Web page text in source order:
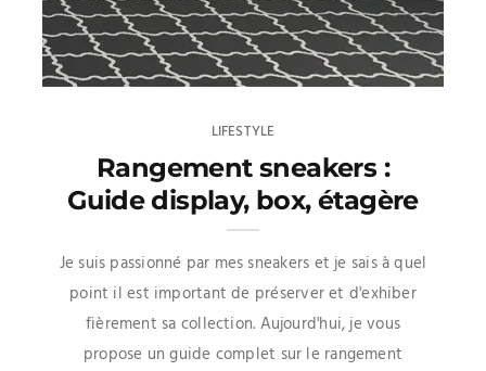
LIFESTYLE
Rangement sneakers :
Guide display, box, étagère
Je suis passionné par mes sneakers et je sais à quel
point il est important de préserver et d'exhiber
fièrement sa collection. Aujourd'hui, je vous
propose un guide complet sur le rangement